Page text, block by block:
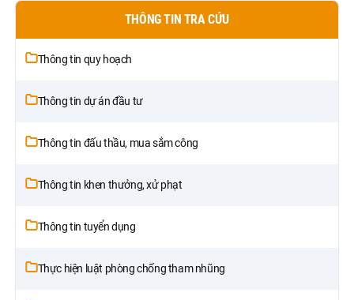
THÔNG TIN TRA CỨU
Thông tin quy hoạch
Thông tin dự án đầu tư
Thông tin đấu thầu, mua sắm công
Thông tin khen thưởng, xử phạt
Thông tin tuyển dụng
Thực hiện luật phòng chống tham nhũng